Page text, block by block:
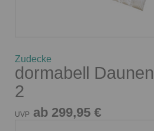
Zudecke
dormabell
2
UVP ab 299,95 €